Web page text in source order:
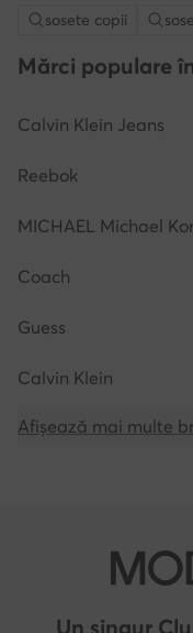
sosete copii
Mărci populare
Calvin Klein Jeans
Reebok
MICHAEL Michael
Coach
Guess
Calvin Klein
Afișează mai multe
Un singur